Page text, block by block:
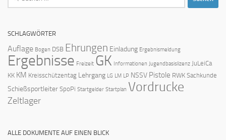
nach:
SCHLAGWÖRTER
Auflage Bogen DSB Ehrungen Einladung Ergebnismeldung
Ergebnisse Freizeit GK Informationen Jugendbasislizenz JuLeiCa
KK KM Kreisschützentag Lehrgang LG LM LP NSSV Pistole RWK Sachkunde
Schießsportleiter SpoPi Startgelder Startplan Vordrucke
Zeltlager
ALLE DOKUMENTE AUF EINEN BLICK